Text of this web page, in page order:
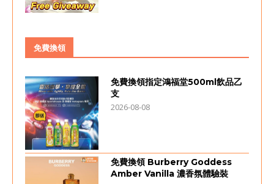
免費換領
免費換領指定鴻福堂500ml飲品乙
支
2026-08-08
免費換領 Burberry Goddess
Amber Vanilla 濃香氛體驗裝